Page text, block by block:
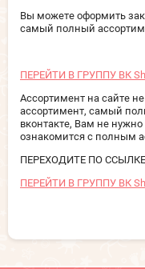
Вы можете оформить
самый полный
ПЕРЕЙТИ В ГРУППУ ВК
Ассортимент на сайте
ассортимент, самый
вконтакте, Вам не
ознакомится с полным
ПЕРЕХОДИТЕ ПО
ПЕРЕЙТИ В ГРУППУ ВК